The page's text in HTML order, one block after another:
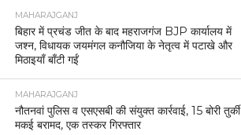
MAHARAJGANJ
बिहार में प्रचंड जीत के बाद महराजगंज BJP कार्यालय में
जश्न, विधायक जयमंगल कनौजिया के नेतृत्व में पटाखे और
मिठाइयाँ बाँटी गईं
MAHARAJGANJ
नौतनवां पुलिस व एसएसबी की संयुक्त कार्रवाई, 15 बोरी तुर्की
मकई बरामद, एक तस्कर गिरफ्तार